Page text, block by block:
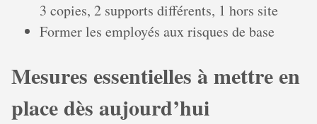
3 copies, 2 supports différents, 1 hors site
Former les employés aux risques de base
Mesures essentielles à mettre en
place dès aujourd’hui